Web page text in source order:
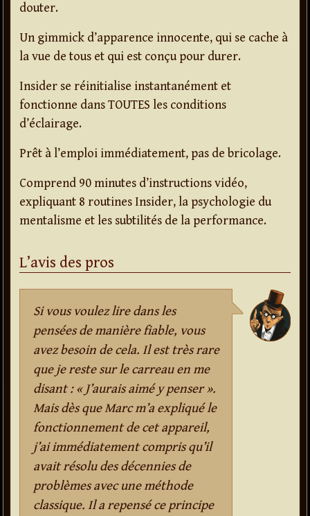
douter.
Un gimmick d’apparence innocente, qui se cache à
la vue de tous et qui est conçu pour durer.
Insider se réinitialise instantanément et
fonctionne dans TOUTES les conditions
d’éclairage.
Prêt à l’emploi immédiatement, pas de bricolage.
Comprend 90 minutes d’instructions vidéo,
expliquant 8 routines Insider, la psychologie du
mentalisme et les subtilités de la performance.
L’avis des pros
Si vous voulez lire dans les
pensées de manière fiable, vous
avez besoin de cela. Il est très rare
que je reste sur le carreau en me
disant : « J’aurais aimé y penser ».
Mais dès que Marc m’a expliqué le
fonctionnement de cet appareil,
j’ai immédiatement compris qu’il
avait résolu des décennies de
problèmes avec une méthode
classique. Il a repensé ce principe